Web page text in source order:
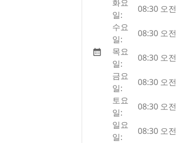
화요
일:
08:30 오전
수요
일:
08:30 오전
목요
일:
08:30 오전
금요
일:
08:30 오전
토요
일:
08:30 오전
일요
일:
08:30 오전